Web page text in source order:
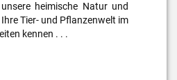
heimische Natur und
Tier- und Pflanzenwelt im
kennen . . .